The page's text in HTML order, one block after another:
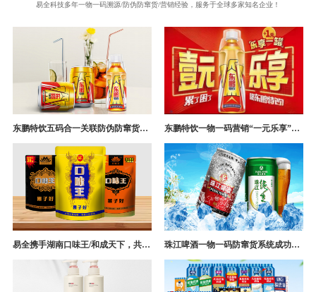
易全科技多年一物一码溯源/防伪防窜货/营销经验，服务于全球多家知名企业！
东鹏特饮五码合一关联防伪防窜货追溯系统成功案例 东鹏特饮一物一码营销“一元乐享”案例分析
易全携手湖南口味王/和成天下，共构槟榔一袋一码防伪防窜货营销系统 珠江啤酒一物一码防窜货系统成功案例